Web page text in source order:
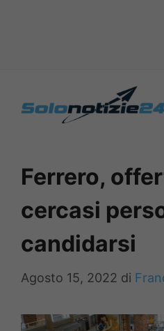
Ferrero,
cercasi
candidarsi
Agosto 15, 2022 di